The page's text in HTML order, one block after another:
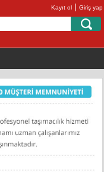
Kayıt ol | Giriş yap